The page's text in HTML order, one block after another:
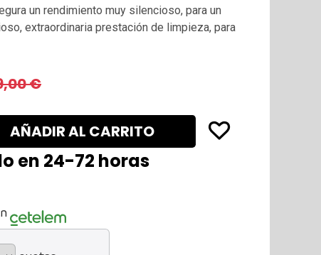
un rendimiento muy silencioso, para un
extraordinaria prestación de limpieza, para
€
AÑADIR AL CARRITO
en 24-72 horas